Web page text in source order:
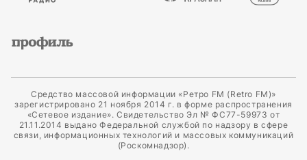
Средство массовой информации «Ретро FM (Retro FM)»
зарегистрировано 21 ноября 2014 г. в форме распространения
«Сетевое издание». Свидетельство Эл № ФС77-59973 от
21.11.2014 выдано Федеральной службой по надзору в сфере
связи, информационных технологий и массовых коммуникаций
(Роскомнадзор).